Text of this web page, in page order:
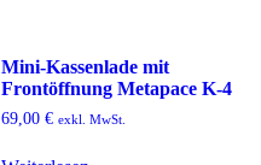
Mini-Kassenlade mit
Frontöffnung Metapace K-4
69,00 € exkl. MwSt.